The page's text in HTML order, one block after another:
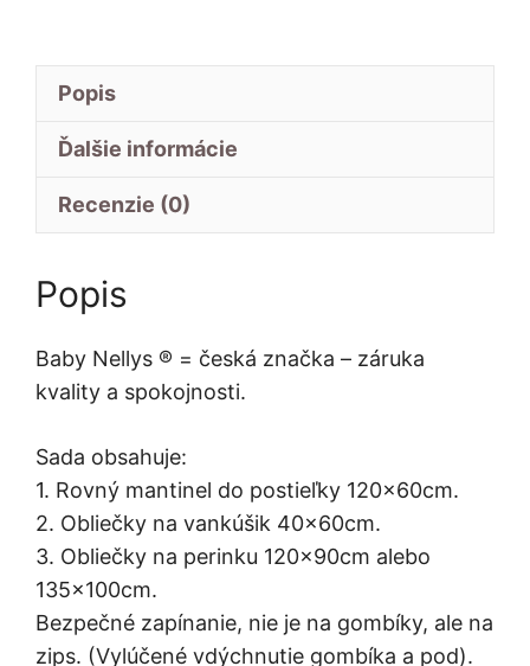
Popis
Ďalšie informácie
Recenzie (0)
Popis
Baby Nellys ® = česká značka – záruka
kvality a spokojnosti.
Sada obsahuje:
1. Rovný mantinel do postieľky 120x60cm.
2. Obliečky na vankúšik 40x60cm.
3. Obliečky na perinku 120x90cm alebo
135x100cm.
Bezpečné zapínanie, nie je na gombíky, ale na
zips. (Vylúčené vdýchnutie gombíka a pod).